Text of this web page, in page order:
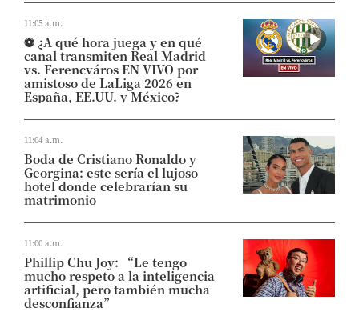
11:05 a.m.
⚽​ ¿A qué hora juega y en qué
canal transmiten Real Madrid
vs. Ferencváros EN VIVO por
amistoso de LaLiga 2026 en
España, EE.UU. y México?
11:04 a.m.
Boda de Cristiano Ronaldo y
Georgina: este sería el lujoso
hotel donde celebrarían su
matrimonio
11:00 a.m.
Phillip Chu Joy: “Le tengo
mucho respeto a la inteligencia
artificial, pero también mucha
desconfianza”